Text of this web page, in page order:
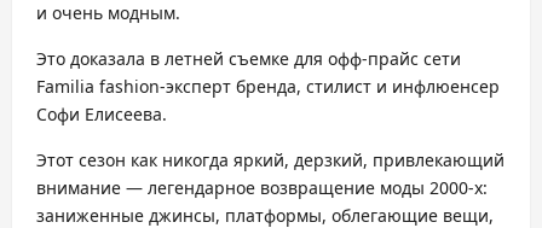
и очень модным.
Это доказала в летней съемке для офф-прайс сети
Familia fashion-эксперт бренда, стилист и инфлюенсер
Софи Елисеева.
Этот сезон как никогда яркий, дерзкий, привлекающий
внимание — легендарное возвращение моды 2000-х:
заниженные джинсы, платформы, облегающие вещи,